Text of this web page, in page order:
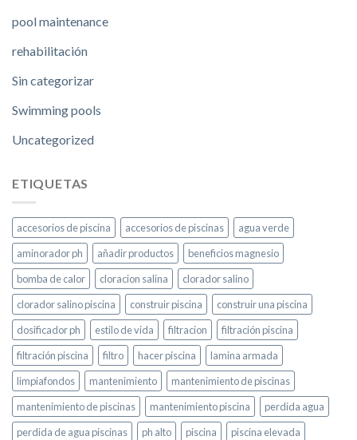
pool maintenance
rehabilitación
Sin categorizar
Swimming pools
Uncategorized
ETIQUETAS
accesorios de piscina accesorios de piscinas
agua verde
aminorador ph
añadir productos
beneficios magnesio
bomba de calor
cloracion salina
clorador salino
clorador salino piscina
construir piscina
construir una piscina
dosificador ph
estilo de vida filtracion
filtración piscina
filtración piscina
filtro hacer piscina
lamina armada
limpiafondos
mantenimiento
mantenimiento de piscinas
mantenimiento de piscinas
mantenimiento piscina
perdida agua
perdida de agua piscinas
ph alto piscina
piscina elevada